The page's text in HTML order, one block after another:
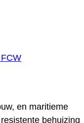
en maritieme
behuizing